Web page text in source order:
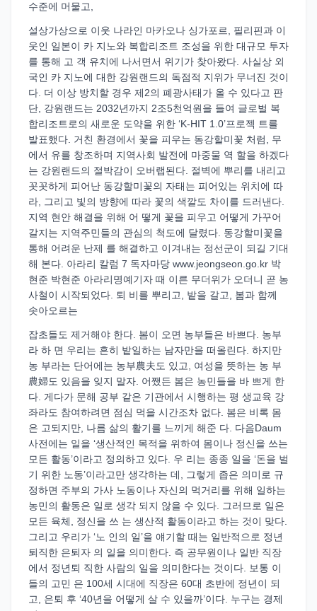
수준에 머물고,
설상가상으로 이웃 나라인 마카오나 싱가포르, 필리핀과 이
웃인 일본이 카 지노와 복합리조트 조성을 위한 대규모 투자
를 통해 고 객 유치에 나서면서 위기가 찾아왔다. 사실상 외
국인 카 지노에 대한 강원랜드의 독점적 지위가 무너진 것이
다. 더 이상 방치할 경우 제2의 폐광사태가 올 수 있다고 판
단, 강원랜드는 2032년까지 2조5천억원을 들여 글로벌 복
합리조트로의 새로운 도약을 위한 ‘K-HIT 1.0’프로젝 트를
발표했다. 거친 환경에서 꽃을 피우는 동강할미꽃 처럼, 무
에서 유를 창조하며 지역사회 발전에 마중물 역 할을 하겠다
는 강원랜드의 절박감이 오버랩된다. 절벽에 뿌리를 내리고
꼿꼿하게 피어난 동강할미꽃의 자태는 피어있는 위치에 따
라, 그리고 빛의 방향에 따라 꽃의 색깔도 차이를 드러낸다.
지역 현안 해결을 위해 어 떻게 꽃을 피우고 어떻게 가꾸어
갈지는 지역주민들의 관심의 척도에 달렸다. 동강할미꽃을
통해 어려운 난제 를 해결하고 이겨내는 정선군이 되길 기대
해 본다. 아라리 칼럼 7 독자마당 www.jeongseon.go.kr 박
현준 박현준 아라리명예기자 때 이른 무더위가 오더니 곧 농
사철이 시작되었다. 퇴 비를 뿌리고, 밭을 갈고, 봄과 함께
솟아오르는
잡초들도 제거해야 한다. 봄이 오면 농부들은 바쁘다. 농부
라 하 면 우리는 흔히 밭일하는 남자만을 떠올린다. 하지만
농 부라는 단어에는 농부農夫도 있고, 여성을 뜻하는 농 부
農婦도 있음을 잊지 말자. 어쨌든 봄은 농민들을 바 쁘게 한
다. 게다가 문해 공부 같은 기관에서 시행하는 평 생교육 강
좌라도 참여하려면 점심 먹을 시간조차 없다. 봄은 비록 몸
은 고되지만, 나름 삶의 활기를 느끼게 해준 다. 다음Daum
사전에는 일을 ‘생산적인 목적을 위하여 몸이나 정신을 쓰는
모든 활동’이라고 정의하고 있다. 우 리는 종종 일을 ‘돈을 벌
기 위한 노동’이라고만 생각하는 데, 그렇게 좁은 의미로 규
정하면 주부의 가사 노동이나 자신의 먹거리를 위해 일하는
농민의 활동은 일로 생각 되지 않을 수 있다. 그러므로 일은
모든 육체, 정신을 쓰 는 생산적 활동이라고 하는 것이 맞다.
그리고 우리가 ‘노 인의 일’을 얘기할 때는 일반적으로 정년
퇴직한 은퇴자 의 일을 의미한다. 즉 공무원이나 일반 직장
에서 정년퇴 직한 사람의 일을 의미한다는 것이다. 보통 이
들의 고민 은 100세 시대에 직장은 60대 초반에 정년이 되
고, 은퇴 후 ‘40년을 어떻게 살 수 있을까’이다. 누구는 경제